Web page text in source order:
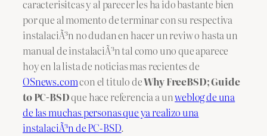
caracterisitcas y al parecer les ha ido bastante bien
por que al momento de terminar con su respectiva
instalaciÃ³n no dudan en hacer un reviw o hasta un
manual de instalaciÃ³n tal como uno que aparece
hoy en la lista de noticias mas recientes de
OSnews.comcon el titulo deWhy FreeBSD; Guide
to PC-BSDque hace referencia a unweblog de una
de las muchas personas que ya realizo una
instalaciÃ³n de PC-BSD.